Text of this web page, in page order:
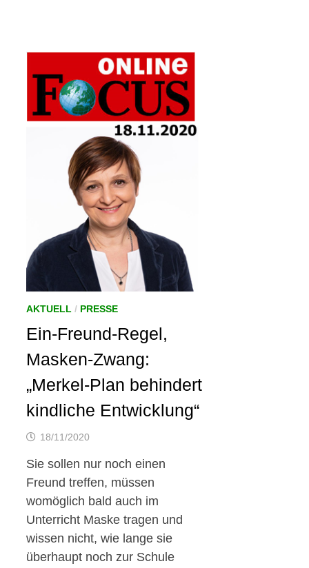
AKTUELL / PRESSE
Ein-Freund-Regel,
Masken-Zwang:
„Merkel-Plan behindert
kindliche Entwicklung“
18/11/2020
Sie sollen nur noch einen
Freund treffen, müssen
womöglich bald auch im
Unterricht Maske tragen und
wissen nicht, wie lange sie
überhaupt noch zur Schule